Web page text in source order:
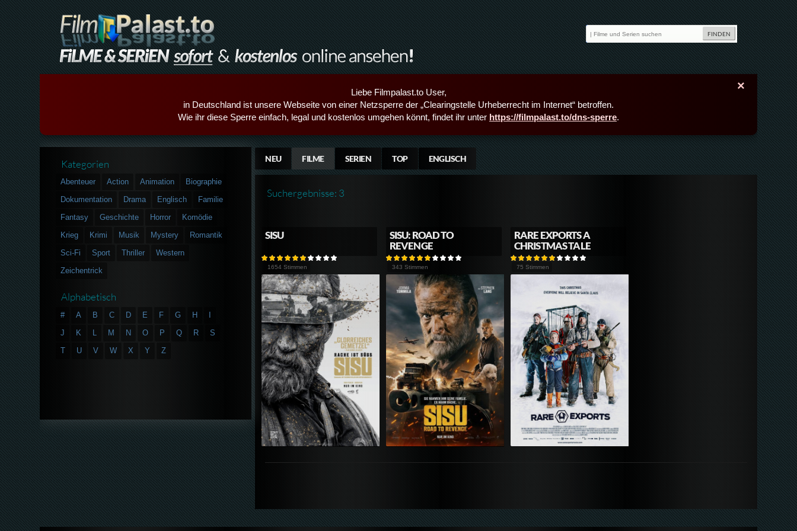
×
Liebe Filmpalast.to User,
in Deutschland ist unsere Webseite von einer Netzsperre der „Clearingstelle Urheberrecht im Internet“ betroffen.
Wie ihr diese Sperre einfach, legal und kostenlos umgehen könnt, findet ihr unter https://filmpalast.to/dns-sperre.
NEU FILME SERIEN TOP ENGLISCH
Suchergebnisse: 3
SISU
1654 Stimmen
SISU: ROAD TO
REVENGE
343 Stimmen
RARE EXPORTS A
CHRISTMAS TALE
75 Stimmen
Kategorien
Abenteuer Action Animation
Biographie
Dokumentation
Drama Englisch
Familie
Fantasy
Geschichte Horror
Komödie
Krieg
Krimi Musik Mystery
Romantik
Sci-Fi
Sport Thriller
Western
Zeichentrick
Alphabetisch
# A B C D E F G H
J
K L M N O P Q R
S
T
U V W X Y Z